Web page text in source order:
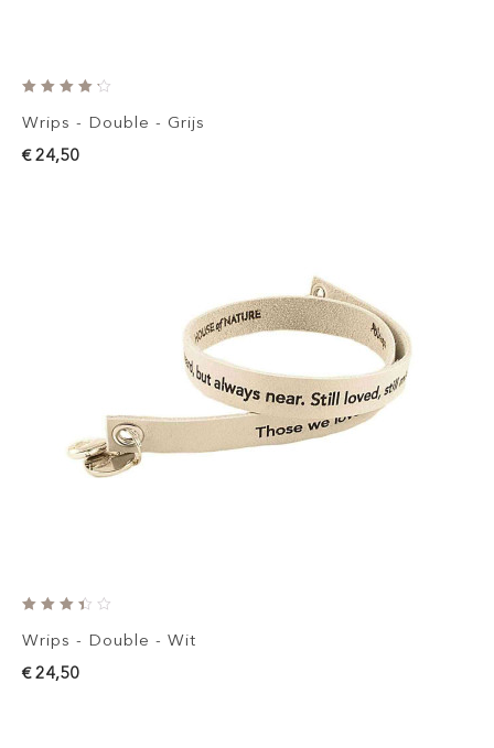
Wrips - Double - Grijs
€ 24,50
Wrips - Double - Wit
€ 24,50